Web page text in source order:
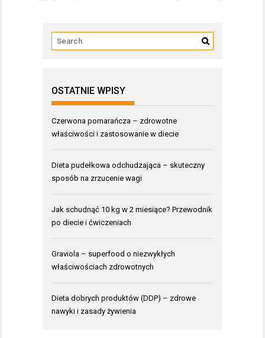
OSTATNIE WPISY
Czerwona pomarańcza – zdrowotne
właściwości i zastosowanie w diecie
Dieta pudełkowa odchudzająca – skuteczny
sposób na zrzucenie wagi
Jak schudnąć 10 kg w 2 miesiące? Przewodnik
po diecie i ćwiczeniach
Graviola – superfood o niezwykłych
właściwościach zdrowotnych
Dieta dobrych produktów (DDP) – zdrowe
nawyki i zasady żywienia